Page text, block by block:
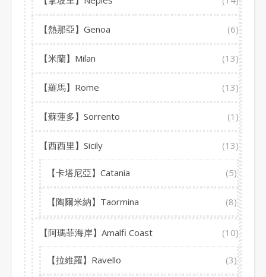
【熱那亞】Genoa (6)
【米蘭】Milan (13)
【羅馬】Rome (13)
【蘇蓮多】Sorrento (1)
【西西里】Sicily (13)
【卡塔尼亞】Catania (5)
【陶爾米納】Taormina (8)
【阿瑪菲海岸】Amalfi Coast (10)
【拉維羅】Ravello (3)